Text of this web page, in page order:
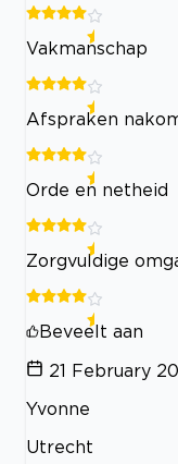
Vakmanschap
Afspraken
Orde en netheid
Zorgvuldige
Beveelt aan
21 February
Yvonne
Utrecht